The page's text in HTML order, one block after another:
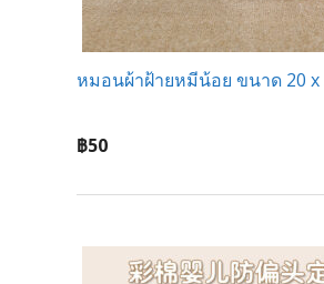
หมอนผ้าฝ้ายหมีน้อย ขนาด 20
฿50